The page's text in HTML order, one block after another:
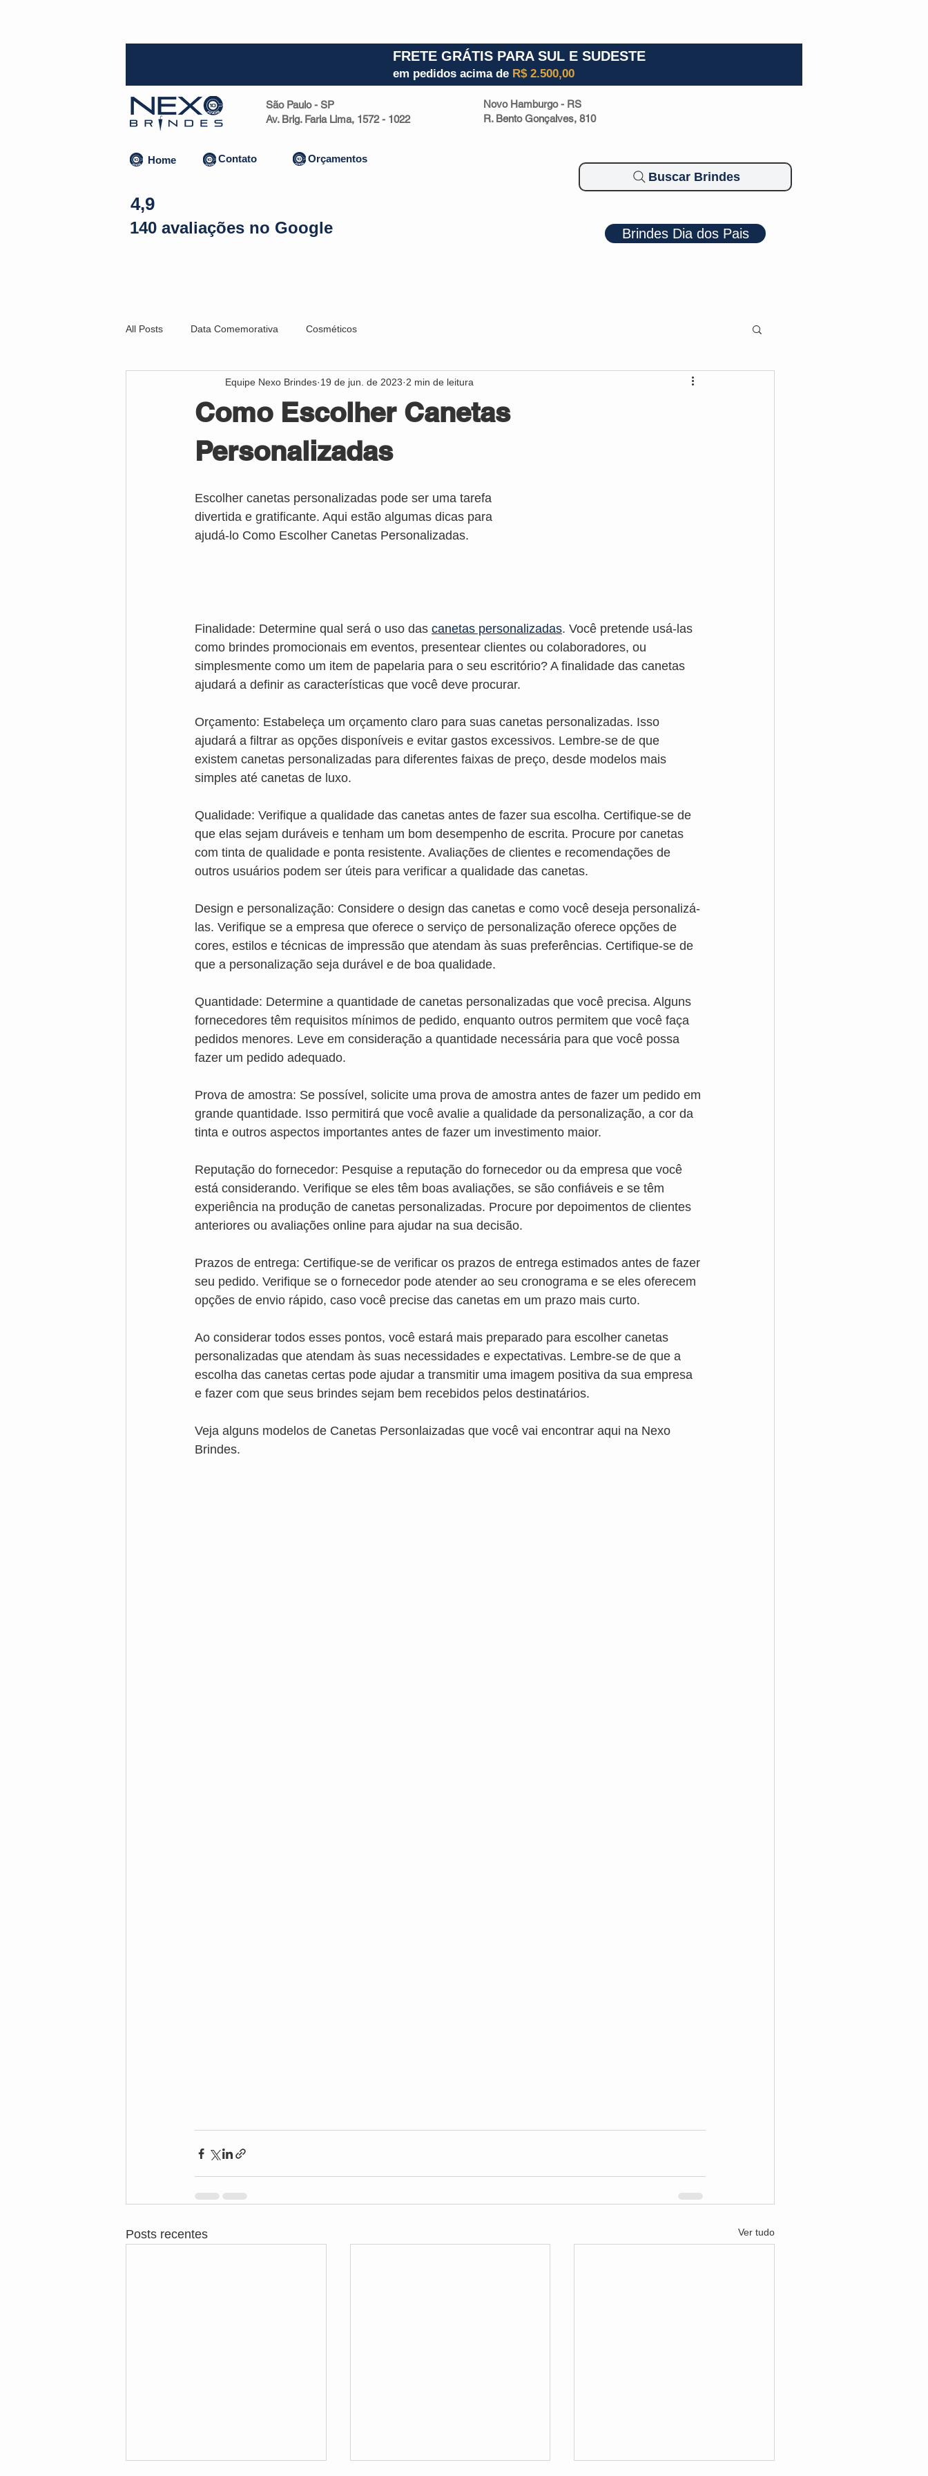
FRETE GRÁTIS PARA SUL E SUDESTE
em pedidos acima de R$ 2.500,00
São Paulo - SP
Av. Brig. Faria Lima, 1572 - 1022
Novo Hamburgo - RS
R. Bento Gonçalves, 810
Home Contato Orçamentos
4,9
140 avaliações no Google
Buscar Brindes
Brindes Dia dos Pais
All Posts Data Comemorativa Cosméticos
Como Escolher Canetas
Personalizadas
Equipe Nexo Brindes 19 de jun. de 2023 2 min de leitura
Escolher canetas personalizadas pode ser uma tarefa
divertida e gratificante. Aqui estão algumas dicas para
ajudá-lo Como Escolher Canetas Personalizadas.
Finalidade: Determine qual será o uso das canetas personalizadas. Você pretende usá-las
como brindes promocionais em eventos, presentear clientes ou colaboradores, ou
simplesmente como um item de papelaria para o seu escritório? A finalidade das canetas
ajudará a definir as características que você deve procurar.
Orçamento: Estabeleça um orçamento claro para suas canetas personalizadas. Isso
ajudará a filtrar as opções disponíveis e evitar gastos excessivos. Lembre-se de que
existem canetas personalizadas para diferentes faixas de preço, desde modelos mais
simples até canetas de luxo.
Qualidade: Verifique a qualidade das canetas antes de fazer sua escolha. Certifique-se de
que elas sejam duráveis e tenham um bom desempenho de escrita. Procure por canetas
com tinta de qualidade e ponta resistente. Avaliações de clientes e recomendações de
outros usuários podem ser úteis para verificar a qualidade das canetas.
Design e personalização: Considere o design das canetas e como você deseja personalizá-
las. Verifique se a empresa que oferece o serviço de personalização oferece opções de
cores, estilos e técnicas de impressão que atendam às suas preferências. Certifique-se de
que a personalização seja durável e de boa qualidade.
Quantidade: Determine a quantidade de canetas personalizadas que você precisa. Alguns
fornecedores têm requisitos mínimos de pedido, enquanto outros permitem que você faça
pedidos menores. Leve em consideração a quantidade necessária para que você possa
fazer um pedido adequado.
Prova de amostra: Se possível, solicite uma prova de amostra antes de fazer um pedido em
grande quantidade. Isso permitirá que você avalie a qualidade da personalização, a cor da
tinta e outros aspectos importantes antes de fazer um investimento maior.
Reputação do fornecedor: Pesquise a reputação do fornecedor ou da empresa que você
está considerando. Verifique se eles têm boas avaliações, se são confiáveis e se têm
experiência na produção de canetas personalizadas. Procure por depoimentos de clientes
anteriores ou avaliações online para ajudar na sua decisão.
Prazos de entrega: Certifique-se de verificar os prazos de entrega estimados antes de fazer
seu pedido. Verifique se o fornecedor pode atender ao seu cronograma e se eles oferecem
opções de envio rápido, caso você precise das canetas em um prazo mais curto.
Ao considerar todos esses pontos, você estará mais preparado para escolher canetas
personalizadas que atendam às suas necessidades e expectativas. Lembre-se de que a
escolha das canetas certas pode ajudar a transmitir uma imagem positiva da sua empresa
e fazer com que seus brindes sejam bem recebidos pelos destinatários.
Veja alguns modelos de Canetas Personlaizadas que você vai encontrar aqui na Nexo
Brindes.
Posts recentes Ver tudo